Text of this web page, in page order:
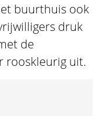
buurthuis ook
druk
de
rooskleurig uit.